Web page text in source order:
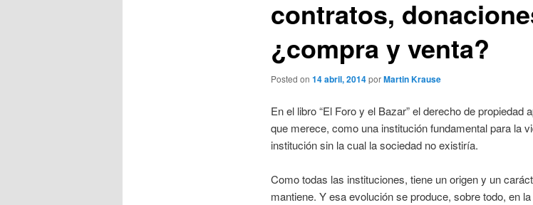
contratos,
¿compra y venta?
Posted on 14 abril, 2014porMartin Krause
En el libro “El Foro y el Bazar” el derecho de propiedad
que merece, como una institución fundamental para la
institución sin la cual la sociedad no existiría.
Como todas las instituciones, tiene un origen y un
mantiene. Y esa evolución se produce, sobre todo, en